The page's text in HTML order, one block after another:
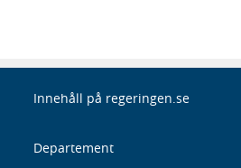
Innehåll på regeringen.se
Departement